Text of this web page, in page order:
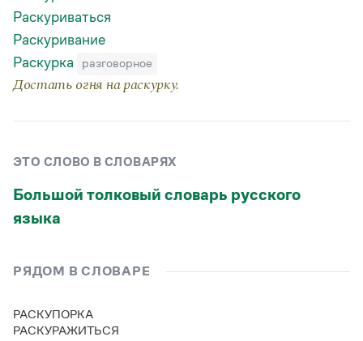
Статьи
Монологи
Интервью
Лекции и подкасты
Рекомендуем
Интерактивные упражнения: от простого к сложному
Скороговорки
Издательство
Научпоп
Учебники и справочники
Раскуриваться
Раскуривание
Раскурка
разговорное
Достать огня на раскурку.
ЭТО СЛОВО В СЛОВАРЯХ
Большой толковый словарь русского
языка
РЯДОМ В СЛОВАРЕ
РАСКУПОРКА
РАСКУРАЖИТЬСЯ